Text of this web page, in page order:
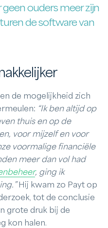
ouders meer zijn
de software van
de mogelijkheid zich
“Ik ben altijd op
thuis en op de
voor mijzelf en voor
voormalige financiële
meer dan vol had
, ging ik
Hij kwam zo Payt op
tot de conclusie
grote druk bij de
kon halen.